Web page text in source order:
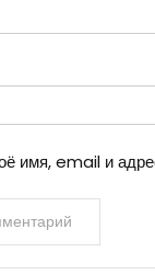
имя, email и